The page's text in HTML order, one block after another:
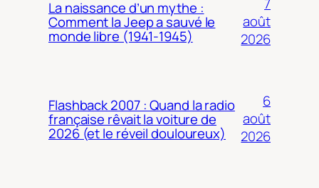
La naissance d’un mythe :
Comment la Jeep a sauvé le
monde libre (1941-1945)
août
2026
Flashback 2007 : Quand la radio
française rêvait la voiture de
2026 (et le réveil douloureux)
6
août
2026